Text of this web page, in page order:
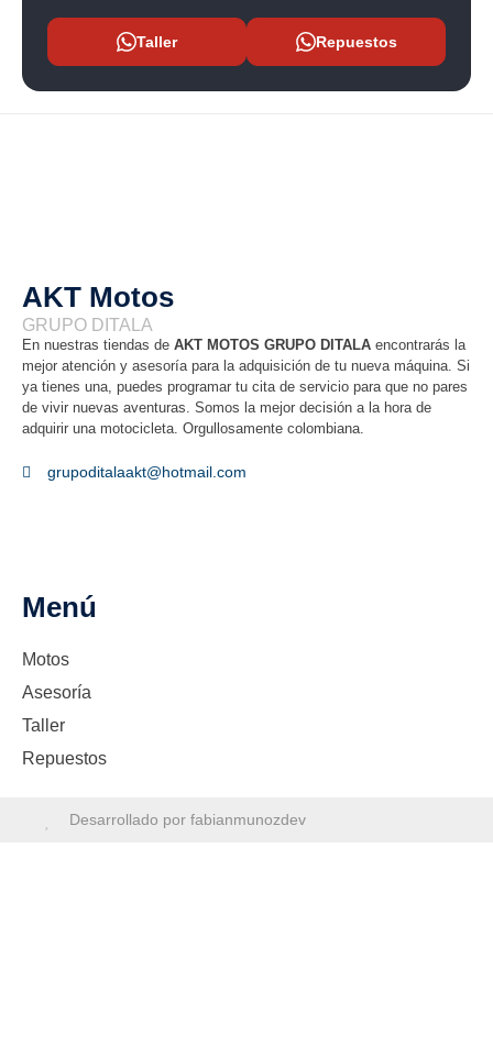
Taller Repuestos
AKT Motos
GRUPO DITALA
En nuestras tiendas de AKT MOTOS GRUPO DITALA encontrarás la
mejor atención y asesoría para la adquisición de tu nueva máquina. Si
ya tienes una, puedes programar tu cita de servicio para que no pares
de vivir nuevas aventuras. Somos la mejor decisión a la hora de
adquirir una motocicleta. Orgullosamente colombiana.
grupoditalaakt@hotmail.com
Menú
Motos
Asesoría
Taller
Repuestos
Desarrollado por fabianmunozdev